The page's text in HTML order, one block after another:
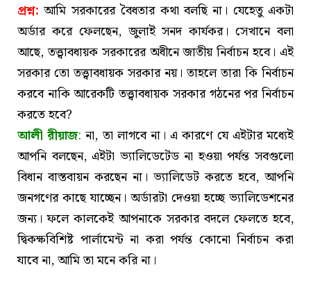
প্রশ্ন:আমি সরকারের বৈধতার কথা বলছি না। যেহেতু একটা
অর্ডার করে ফেলছেন, জুলাই সনদ কার্যকর। সেখানে বলা
আছে, তত্ত্বাবধায়ক সরকারের অধীনে জাতীয় নির্বাচন হবে। এই
সরকার তো তত্ত্বাবধায়ক সরকার নয়। তাহলে তারা কি নির্বাচন
করবে নাকি আরেকটি তত্ত্বাবধায়ক সরকার গঠনের পর নির্বাচন
করতে হবে?
আলী রীয়াজ: না, তা লাগবে না। এ কারণে যে এইটার মধ্যেই
আপনি বলছেন, এইটা ভ্যালিডেটেড না হওয়া পর্যন্ত সবগুলো
বিধান বাস্তবায়ন করছেন না। ভ্যালিডেট করতে হবে, আপনি
জনগণের কাছে যাচ্ছেন। অর্ডারটা দেওয়া হচ্ছে ভ্যালিডেশনের
জন্য। ফলে কালকেই আপনাকে সরকার বদলে ফেলতে হবে,
দ্বিকক্ষবিশিষ্ট পার্লামেন্ট না করা পর্যন্ত কোনো নির্বাচন করা
যাবে না, আমি তা মনে করি না।